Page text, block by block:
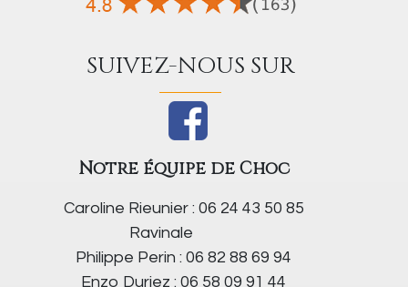
SUIVEZ-NOUS SUR
Notre équipe de Choc
Caroline Rieunier : 06 24 43 50 85
Ravinale
Philippe Perin : 06 82 88 69 94
Enzo Duriez : 06 58 09 91 44